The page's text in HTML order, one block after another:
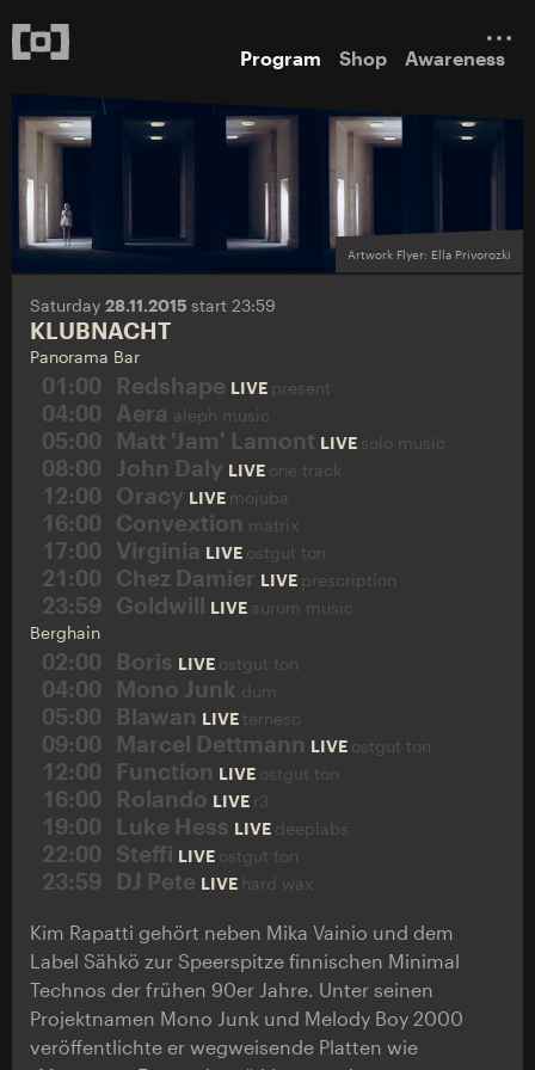
Program Shop Awareness
Artwork Flyer: Ella Privorozki
Saturday 28.11.2015 start 23:59
KLUBNACHT
Panorama Bar
01:00 Redshape LIVE present
04:00 Aera aleph music
05:00 Matt 'Jam' Lamont LIVE solo music
08:00 John Daly LIVE one track
12:00 Oracy LIVE mojuba
16:00 Convextion matrix
17:00 Virginia LIVE ostgut ton
21:00 Chez Damier LIVE prescription
23:59 Goldwill LIVE aurum music
Berghain
02:00 Boris LIVE ostgut ton
04:00 Mono Junk dum
05:00 Blawan LIVE ternesc
09:00 Marcel Dettmann LIVE ostgut ton
12:00 Function LIVE ostgut ton
16:00 Rolando LIVE r3
19:00 Luke Hess LIVE deeplabs
22:00 Steffi LIVE ostgut ton
23:59 DJ Pete LIVE hard wax
Kim Rapatti gehört neben Mika Vainio und dem
Label Sähkö zur Speerspitze finnischen Minimal
Technos der frühen 90er Jahre. Unter seinen
Projektnamen Mono Junk und Melody Boy 2000
veröffentlichte er wegweisende Platten wie